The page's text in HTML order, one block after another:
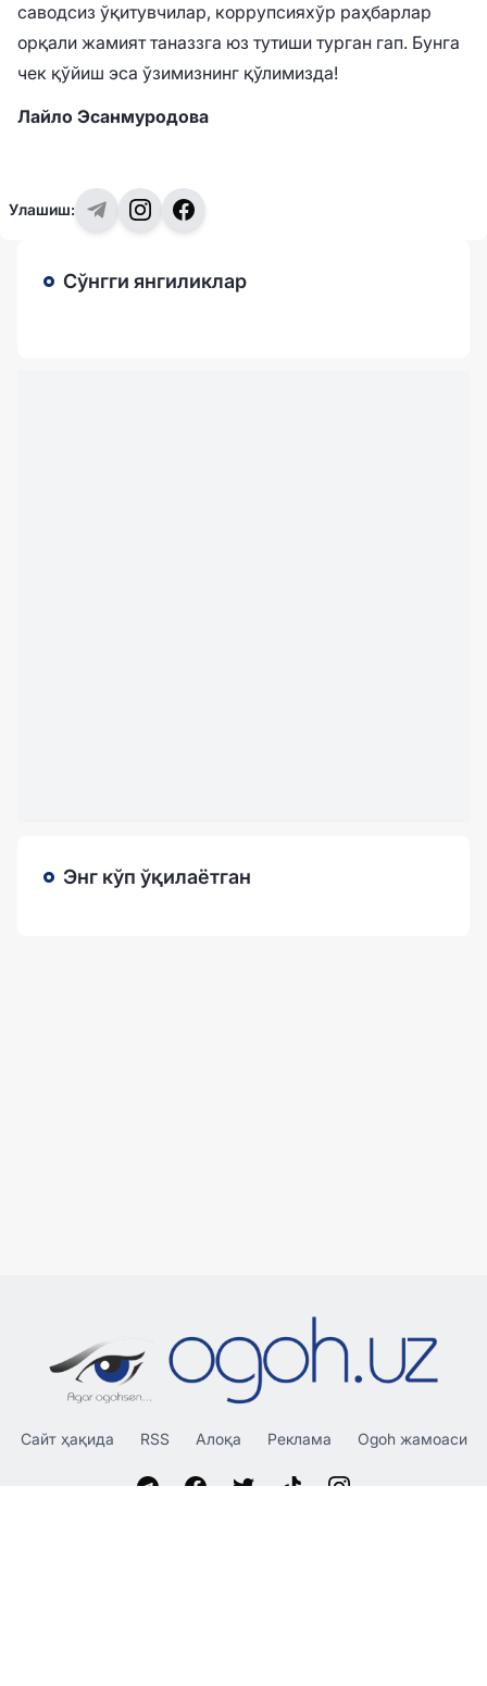
саводсиз ўқитувчилар, коррупсияхўр раҳбарлар
орқали жамият таназзга юз тутиши турган гап. Бунга
чек қўйиш эса ўзимизнинг қўлимизда!
Лайло Эсанмуродова
Улашиш:
Сўнгги янгиликлар
Энг кўп ўқилаётган
Сайт ҳақида RSS Алоқа Реклама Ogoh жамоаси